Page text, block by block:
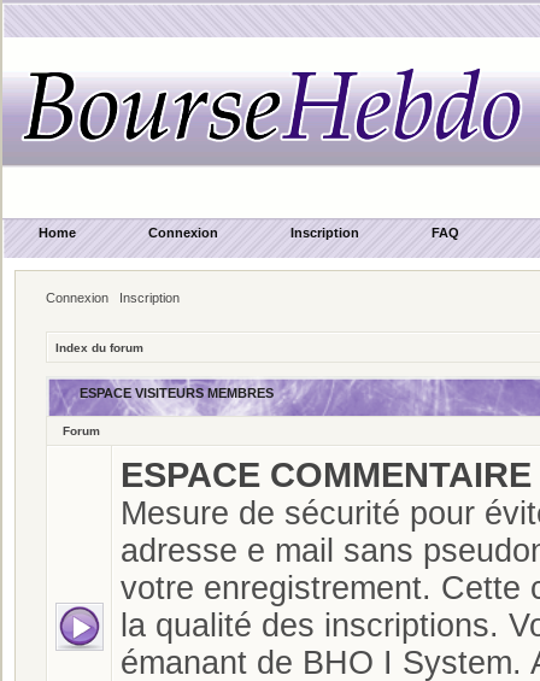
Home Connexion Inscription FAQ
Connexion Inscription
Index du forum
ESPACE VISITEURS MEMBRES
Forum
ESPACE
Mesure de sécurité pour
adresse e mail sans
votre enregistrement. Cette
la qualité des inscriptions.
émanant de BHO I System.